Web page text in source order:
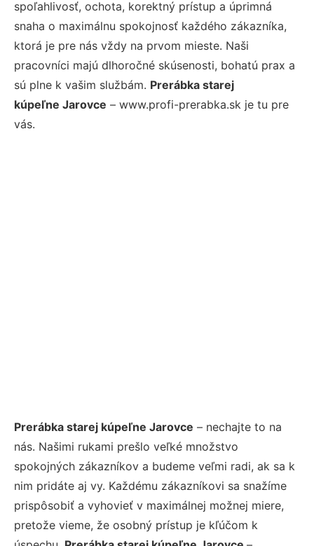
spoľahlivosť, ochota, korektný prístup a úprimná
snaha o maximálnu spokojnosť každého zákazníka,
ktorá je pre nás vždy na prvom mieste. Naši
pracovníci majú dlhoročné skúsenosti, bohatú prax a
sú plne k vašim službám. Prerábka starej
kúpeľne Jarovce – www.profi-prerabka.sk je tu pre
vás.
Prerábka starej kúpeľne Jarovce – nechajte to na
nás. Našimi rukami prešlo veľké množstvo
spokojných zákazníkov a budeme veľmi radi, ak sa k
nim pridáte aj vy. Každému zákazníkovi sa snažíme
prispôsobiť a vyhovieť v maximálnej možnej miere,
pretože vieme, že osobný prístup je kľúčom k